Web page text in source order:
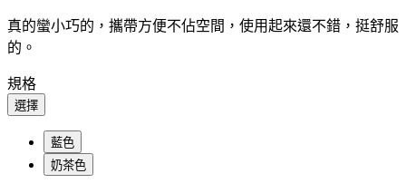
真的蠻小巧的，攜帶方便不佔空間，使用起來還不錯，挺舒服
的。
規格
選擇
藍色
奶茶色